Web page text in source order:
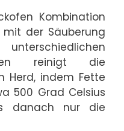
Kombination
der Säuberung
reinigt die
Herd, indem Fette
500 Grad Celsius
danach nur die